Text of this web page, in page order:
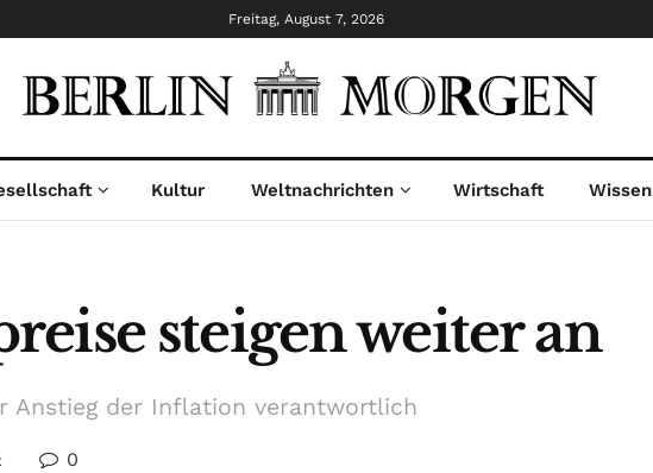
Freitag, August 7, 2026
Kultur Weltnachrichten Wirtschaft Wissen
steigen weiter an
Anstieg der Inflation verantwortlich
0